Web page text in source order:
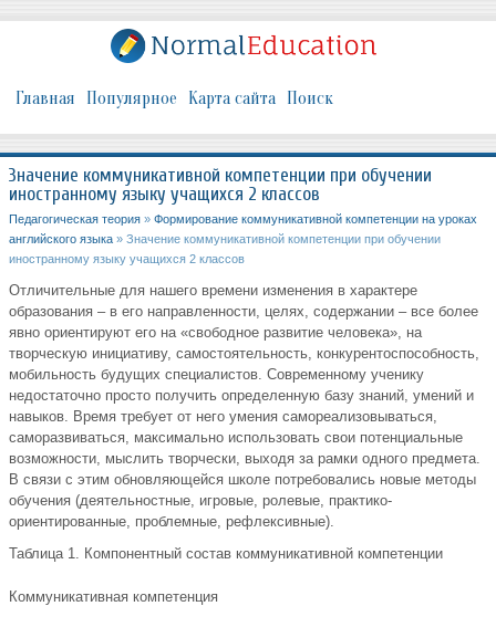
Главная Популярное Карта сайта Поиск
Значение коммуникативной компетенции при обучении
иностранному языку учащихся 2 классов
Педагогическая теория » Формирование коммуникативной компетенции на уроках
английского языка » Значение коммуникативной компетенции при обучении
иностранному языку учащихся 2 классов
Отличительные для нашего времени изменения в характере
образования – в его направленности, целях, содержании – все более
явно ориентируют его на «свободное развитие человека», на
творческую инициативу, самостоятельность, конкурентоспособность,
мобильность будущих специалистов. Современному ученику
недостаточно просто получить определенную базу знаний, умений и
навыков. Время требует от него умения самореализовываться,
саморазвиваться, максимально использовать свои потенциальные
возможности, мыслить творчески, выходя за рамки одного предмета.
В связи с этим обновляющейся школе потребовались новые методы
обучения (деятельностные, игровые, ролевые, практико-
ориентированные, проблемные, рефлексивные).
Таблица 1. Компонентный состав коммуникативной компетенции
Коммуникативная компетенция